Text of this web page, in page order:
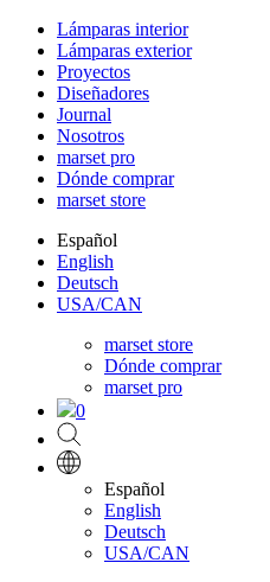
Lámparas interior
Lámparas exterior
Proyectos
Diseñadores
Journal
Nosotros
marset pro
Dónde comprar
marset store
Español
English
Deutsch
USA/CAN
marset store
Dónde comprar
marset pro
0
Español
English
Deutsch
USA/CAN